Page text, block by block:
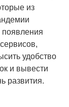
из
появления
удобство
и вывести
развития.